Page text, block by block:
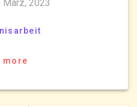
März, 2023
more